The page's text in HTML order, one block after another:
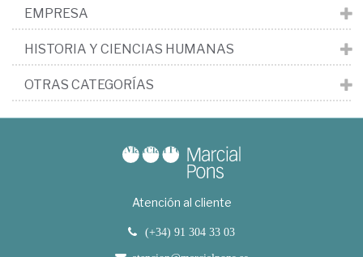
EMPRESA
HISTORIA Y CIENCIAS HUMANAS
OTRAS CATEGORÍAS
Atención al cliente
(+34) 91 304 33 03